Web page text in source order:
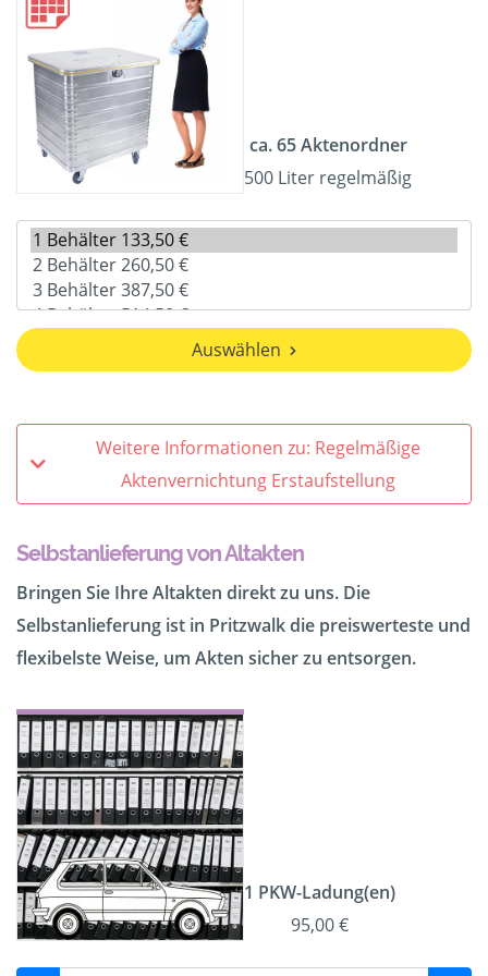
ca. 65 Aktenordner
500 Liter regelmäßig
Auswählen
Weitere Informationen zu: Regelmäßige
Aktenvernichtung Erstaufstellung
Selbstanlieferung von Altakten
Bringen Sie Ihre Altakten direkt zu uns. Die
Selbstanlieferung ist in Pritzwalk die preiswerteste und
flexibelste Weise, um Akten sicher zu entsorgen.
1 PKW-Ladung(en)
95,00 €